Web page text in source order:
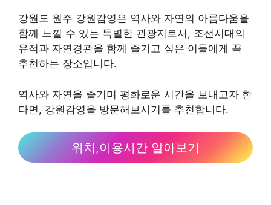
강원도 원주 강원감영은 역사와 자연의 아름다움을
함께 느낄 수 있는 특별한 관광지로서, 조선시대의
유적과 자연경관을 함께 즐기고 싶은 이들에게 꼭
추천하는 장소입니다.
역사와 자연을 즐기며 평화로운 시간을 보내고자 한
다면, 강원감영을 방문해보시기를 추천합니다.
위치,이용시간 알아보기